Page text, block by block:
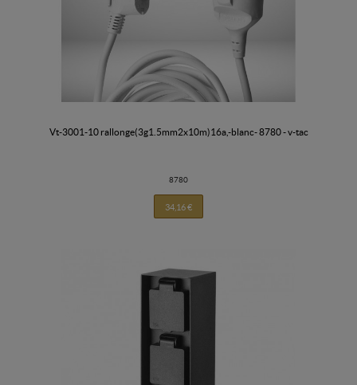
vt-3001-10 rallonge(3g1.5mm2x10m)16a,-blanc- 8780 - v-tac
8780
34,16 €